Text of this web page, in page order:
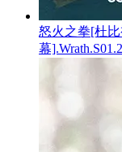
怒火之拳[杜
幕